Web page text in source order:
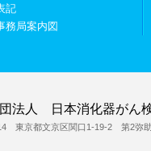
記
務局案内図
法人 日本消化器がん
東京都文京区関口1-19-2 第2弥